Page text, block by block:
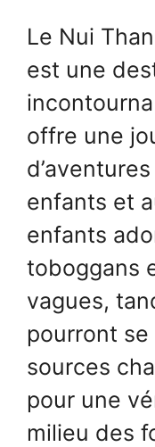
Le Nui
est une
offre une
enfants et
enfants
toboggans
vagues,
pourront
sources
pour une
milieu des